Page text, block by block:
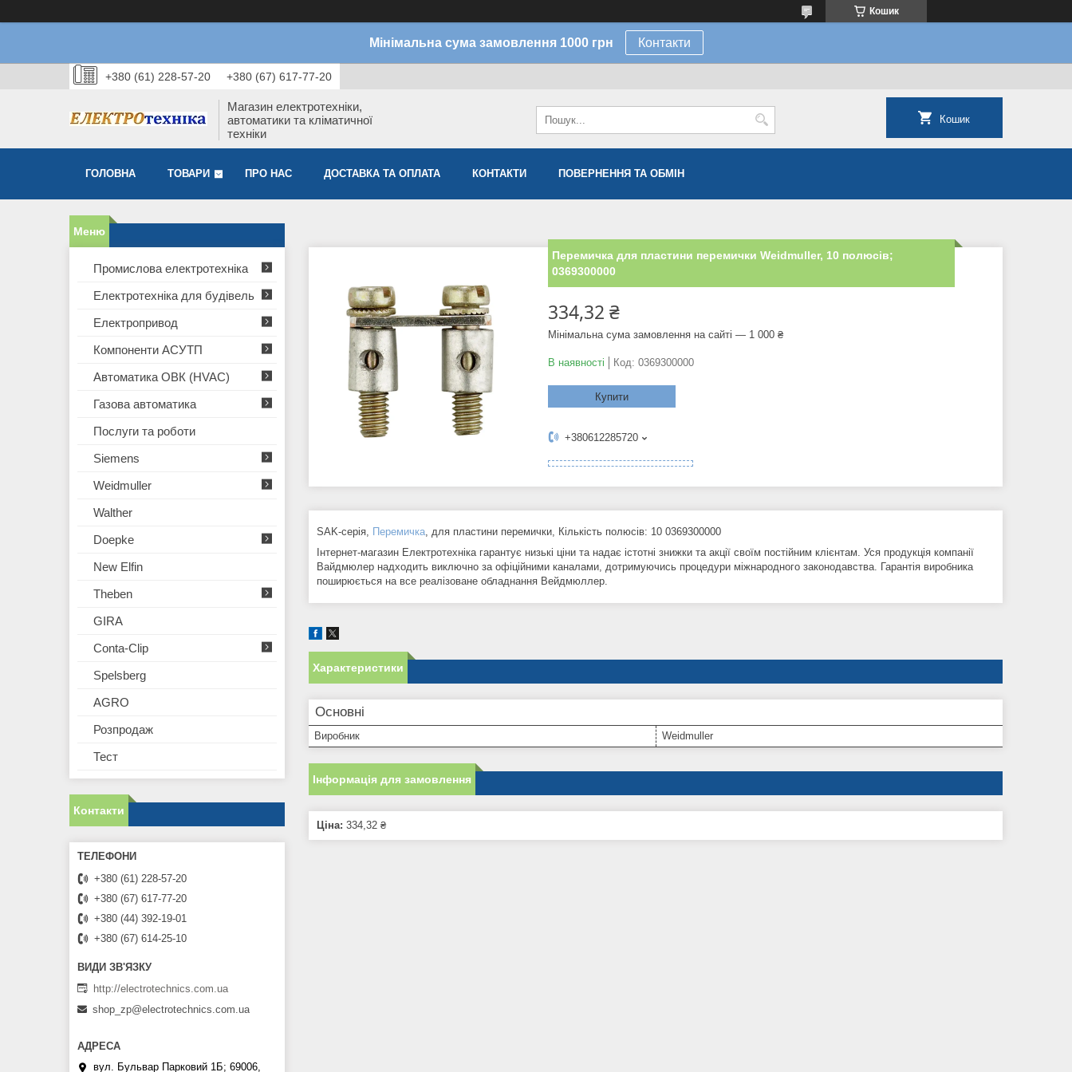
Кошик
Мінімальна сума замовлення 1000 грн Контакти
+380 (61) 228-57-20 +380 (67) 617-77-20
Магазин електротехніки,
автоматики та кліматичної
техніки
Кошик
ГОЛОВНА ТОВАРИ ПРО НАС ДОСТАВКА ТА ОПЛАТА КОНТАКТИ ПОВЕРНЕННЯ ТА ОБМІН
Перемичка для пластини перемички Weidmuller, 10 полюсiв;
0369300000
334,32 ₴
Мінімальна сума замовлення на сайті — 1 000 ₴
В наявності Код: 0369300000
Купити
+380612285720
SAK-серія, Перемичка, для пластини перемички, Кількість полюсів: 10 0369300000
Інтернет-магазин Електротехніка гарантує низькі ціни та надає істотні знижки та акції своїм постійним клієнтам. Уся продукція компанії
Вайдмюлер надходить виключно за офіційними каналами, дотримуючись процедури міжнародного законодавства. Гарантія виробника
поширюється на все реалізоване обладнання Вейдмюллер.
Характеристики
Основні
Виробник Weidmuller
Інформація для замовлення
Ціна: 334,32 ₴
Промислова електротехніка
Електротехніка для будівель
Електропривод
Компоненти АСУТП
Автоматика ОВК (HVAC)
Газова автоматика
Послуги та роботи
Siemens
Weidmuller
Walther
Doepke
New Elfin
Theben
GIRA
Conta-Clip
Spelsberg
AGRO
Розпродаж
Тест
Контакти
+380 (61) 228-57-20
+380 (67) 617-77-20
+380 (44) 392-19-01
+380 (67) 614-25-10
http://electrotechnics.com.ua
shop_zp@electrotechnics.com.ua
вул. Бульвар Парковий 1Б; 69006,